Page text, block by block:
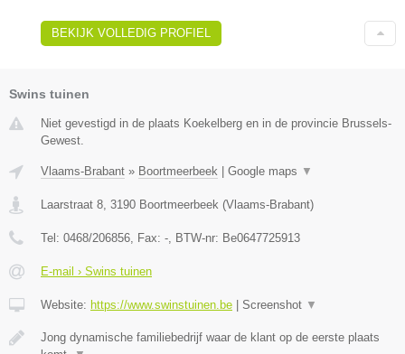
BEKIJK VOLLEDIG PROFIEL
Swins tuinen
Niet gevestigd in de plaats Koekelberg en in de provincie Brussels-
Gewest.
Vlaams-Brabant » Boortmeerbeek Google maps ▼
Laarstraat 8, 3190 Boortmeerbeek (Vlaams-Brabant)
Tel: 0468/206856, Fax: -, BTW-nr: Be0647725913
E-mail › Swins tuinen
Website: https://www.swinstuinen.be Screenshot ▼
Jong dynamische familiebedrijf waar de klant op de eerste plaats